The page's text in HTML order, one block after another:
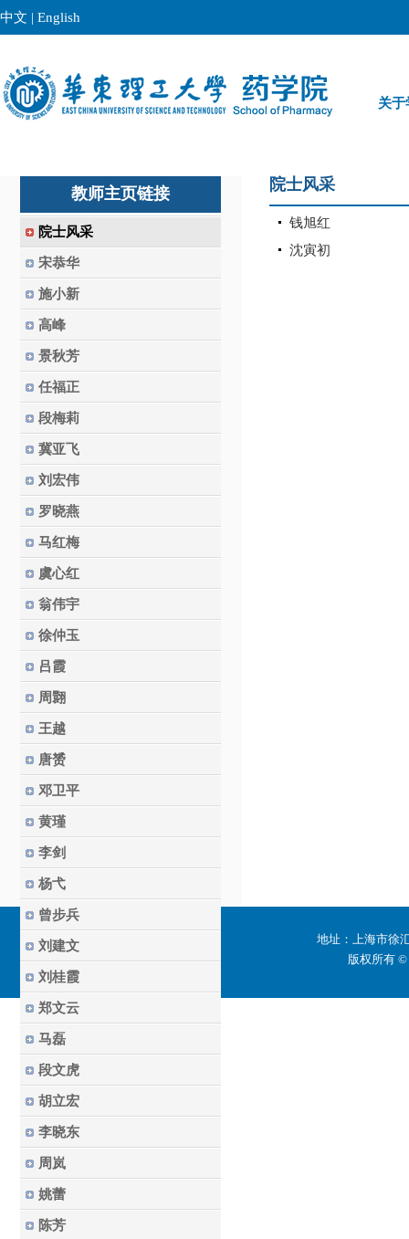
中文 | English
关于
教师主页链接
院士风采
宋恭华
施小新
高峰
景秋芳
任福正
段梅莉
冀亚飞
刘宏伟
罗晓燕
马红梅
虞心红
翁伟宇
徐仲玉
吕霞
周翾
王越
唐赟
邓卫平
黄瑾
李剑
杨弋
曾步兵
刘建文
刘桂霞
郑文云
马磊
段文虎
胡立宏
李晓东
周岚
姚蕾
陈芳
院士风采
钱旭红
沈寅初
地址：上海市徐
版权所有 ©